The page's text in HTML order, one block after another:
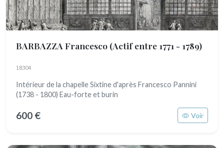
BARBAZZA Francesco (Actif entre 1771 - 1789)
18304
Intérieur de la chapelle Sixtine d'après Francesco Pannini
(1738 - 1800) Eau-forte et burin
600 € Voir